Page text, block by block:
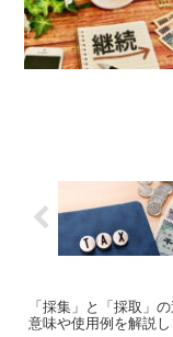
「採集」と「採取」
意味や使用例を解説し